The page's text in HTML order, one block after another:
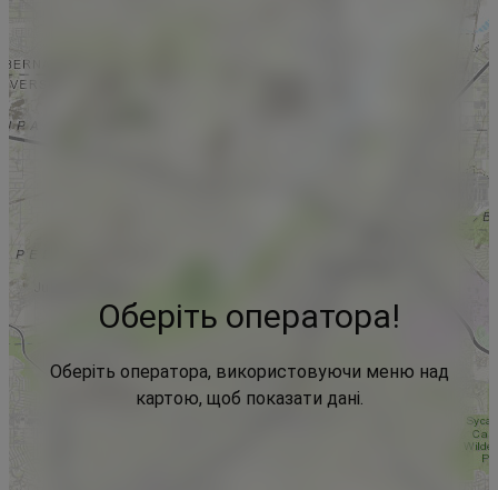
Оберіть оператора!
Оберіть оператора, використовуючи меню над
картою, щоб показати дані.